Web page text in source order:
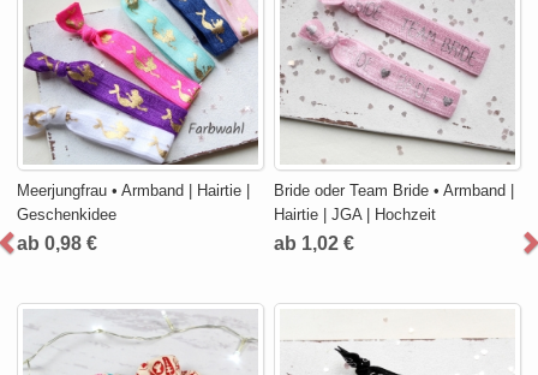
Meerjungfrau • Armband | Hairtie |
Geschenkidee
ab 0,98 €
Bride oder Team Bride • Armband |
Hairtie | JGA | Hochzeit
ab 1,02 €